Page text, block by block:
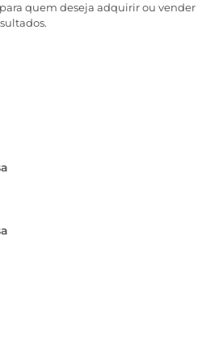
quem deseja adquirir ou vender